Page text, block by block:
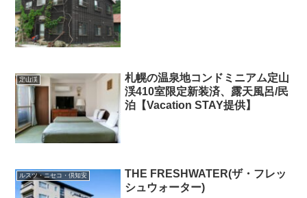
定山渓
札幌の温泉地コンドミニアム定山
渓410室限定新装済、露天風呂/民
泊【Vacation STAY提供】
ルスツ・ニセコ・倶知安
THE FRESHWATER(ザ・フレッ
シュウォーター)